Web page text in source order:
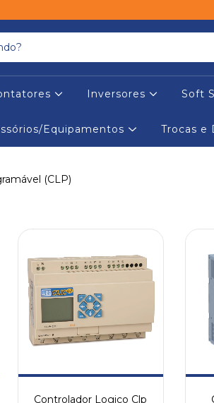
Inversores Soft
Equipamentos Trocas e
(CLP)
Controlador Logico Clp